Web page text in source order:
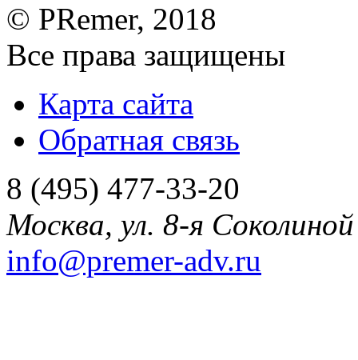
© PRemer, 2018
Все права защищены
Карта сайта
Обратная связь
8 (495) 477-33-20
Москва, ул. 8-я
info@premer-adv.ru